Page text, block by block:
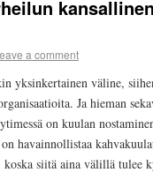
a comment
yksinkertainen väline,
Ja hieman
on kuulan
havainnollistaa
koska siitä aina välillä tulee